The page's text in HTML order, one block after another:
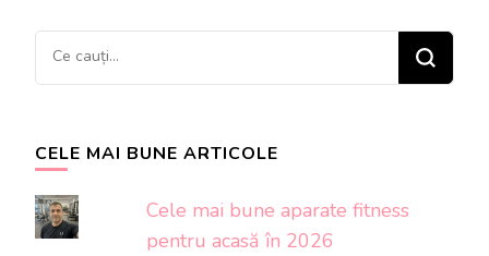
Cauți
ceva?
CELE MAI BUNE ARTICOLE
Cele mai bune aparate fitness
pentru acasă în 2026